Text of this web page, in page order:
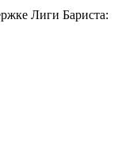
Лиги Бариста: